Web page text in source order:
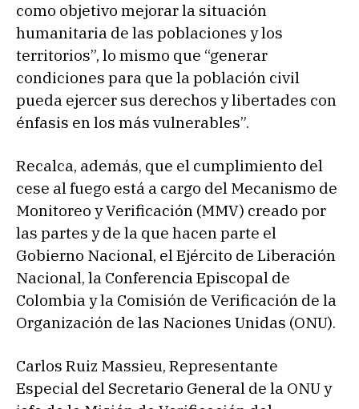
como objetivo mejorar la situación
humanitaria de las poblaciones y los
territorios”, lo mismo que “generar
condiciones para que la población civil
pueda ejercer sus derechos y libertades con
énfasis en los más vulnerables”.
Recalca, además, que el cumplimiento del
cese al fuego está a cargo del Mecanismo de
Monitoreo y Verificación (MMV) creado por
las partes y de la que hacen parte el
Gobierno Nacional, el Ejército de Liberación
Nacional, la Conferencia Episcopal de
Colombia y la Comisión de Verificación de la
Organización de las Naciones Unidas (ONU).
Carlos Ruiz Massieu, Representante
Especial del Secretario General de la ONU y